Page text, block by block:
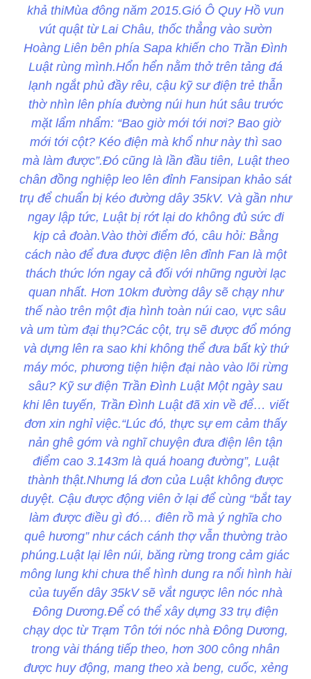
khả thiMùa đông năm 2015.Gió Ô Quy Hồ vun
vút quật từ Lai Châu, thốc thẳng vào sườn
Hoàng Liên bên phía Sapa khiến cho Trần Đình
Luật rùng mình.Hổn hển nằm thở trên tảng đá
lạnh ngắt phủ đầy rêu, cậu kỹ sư điện trẻ thẫn
thờ nhìn lên phía đường núi hun hút sâu trước
mặt lẩm nhẩm: “Bao giờ mới tới nơi? Bao giờ
mới tới cột? Kéo điện mà khổ như này thì sao
mà làm được”.Đó cũng là lần đầu tiên, Luật theo
chân đồng nghiệp leo lên đỉnh Fansipan khảo sát
trụ để chuẩn bị kéo đường dây 35kV. Và gần như
ngay lập tức, Luật bị rớt lại do không đủ sức đi
kịp cả đoàn.Vào thời điểm đó, câu hỏi: Bằng
cách nào để đưa được điện lên đỉnh Fan là một
thách thức lớn ngay cả đối với những người lạc
quan nhất. Hơn 10km đường dây sẽ chạy như
thế nào trên một địa hình toàn núi cao, vực sâu
và um tùm đại thụ?Các cột, trụ sẽ được đổ móng
và dựng lên ra sao khi không thể đưa bất kỳ thứ
máy móc, phương tiện hiện đại nào vào lõi rừng
sâu? Kỹ sư điện Trần Đình Luật Một ngày sau
khi lên tuyến, Trần Đình Luật đã xin về để… viết
đơn xin nghỉ việc.“Lúc đó, thực sự em cảm thấy
nản ghê gớm và nghĩ chuyện đưa điện lên tận
điểm cao 3.143m là quá hoang đường”, Luật
thành thật.Nhưng lá đơn của Luật không được
duyệt. Cậu được động viên ở lại để cùng “bắt tay
làm được điều gì đó… điên rồ mà ý nghĩa cho
quê hương” như cách cánh thợ vẫn thường trào
phúng.Luật lại lên núi, băng rừng trong cảm giác
mông lung khi chưa thể hình dung ra nổi hình hài
của tuyến dây 35kV sẽ vắt ngược lên nóc nhà
Đông Dương.Để có thể xây dựng 33 trụ điện
chạy dọc từ Trạm Tôn tới nóc nhà Đông Dương,
trong vài tháng tiếp theo, hơn 300 công nhân
được huy động, mang theo xà beng, cuốc, xẻng